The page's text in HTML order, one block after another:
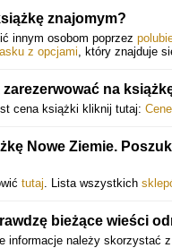
znajomym?
innym osobom poprzez
z opcjami, który znajduje
na
cena książki kliknij tutaj:
Nowe Ziemie.
tutaj. Lista wszystkich
bieżące wieści
informacje należy skorzystać z